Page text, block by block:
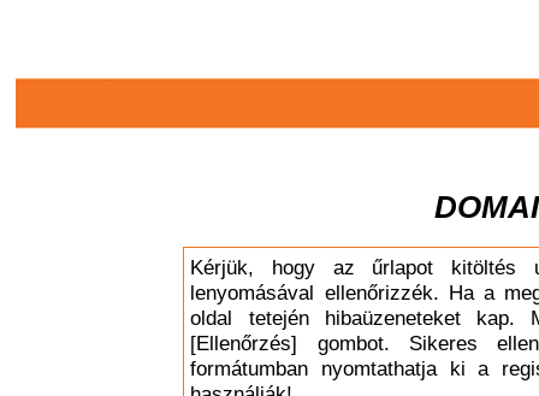
Kérjük, hogy az űrlapot kitöltés
lenyomásával ellenőrizzék. Ha a
oldal tetején hibaüzeneteket
[Ellenőrzés] gombot. Sikeres
formátumban nyomtathatja ki a